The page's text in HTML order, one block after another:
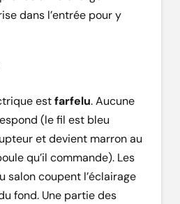
dans l’entrée pour y
estfarfelu. Aucune
(le fil est bleu
et devient marron au
qu’il commande). Les
salon coupent l’éclairage
fond. Une partie des